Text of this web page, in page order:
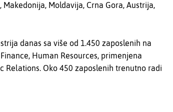
Moldavija, Crna Gora, Austrija,
danas sa više od 1.450 zaposlenih na
Human Resources, primenjena
Oko 450 zaposlenih trenutno radi